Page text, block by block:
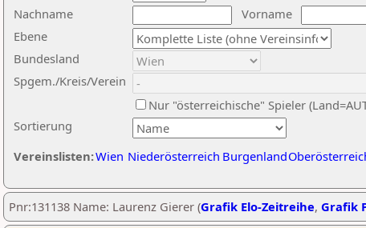
Nachname
Vorname
Ebene
Sortierung
Bundesland
Spgem./Kreis/Verein
Nur "österreichische" Spieler
Vereinslisten:Wien Niederösterreich Burgenland
Pnr:131138 Name: Laurenz Gierer (Grafik Elo-Zeitreihe, Grafik